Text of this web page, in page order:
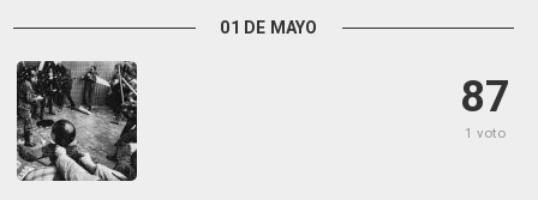
01 DE MAYO
87
1 voto